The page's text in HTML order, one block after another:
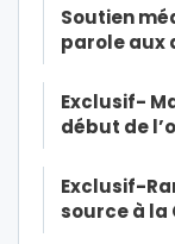
Soutien
parole aux
Exclusif-
début de
Exclusif-
source à la